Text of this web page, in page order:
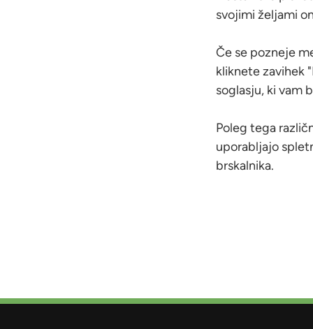
svojimi željami
Če se pozneje
kliknete zavihek
soglasju, ki vam
Poleg tega
uporabljajo
brskalnika.